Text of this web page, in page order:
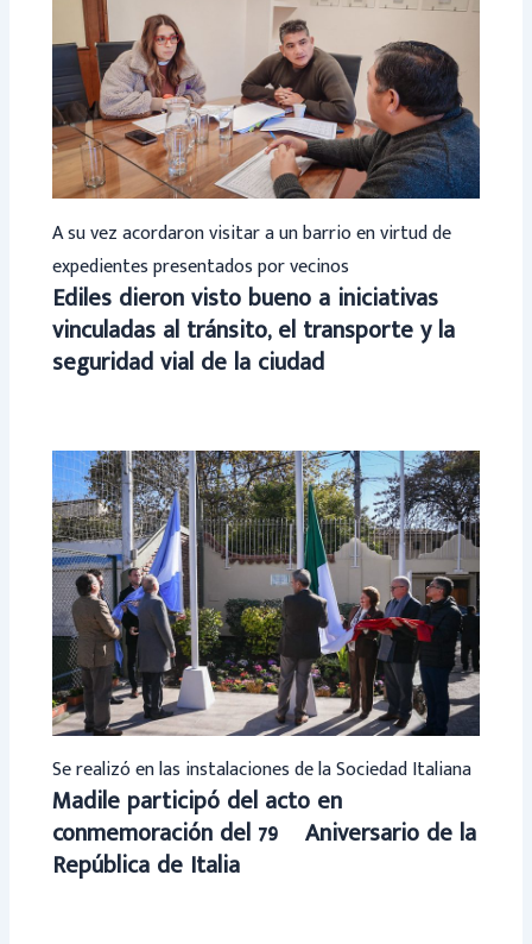
A su vez acordaron visitar a un barrio en virtud de
expedientes presentados por vecinos
Ediles dieron visto bueno a iniciativas
vinculadas al tránsito, el transporte y la
seguridad vial de la ciudad
Se realizó en las instalaciones de la Sociedad Italiana
Madile participó del acto en
conmemoración del 79º Aniversario de la
República de Italia